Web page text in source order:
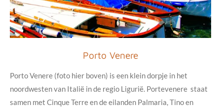
Porto Venere
Porto Venere (foto hier boven) is een klein dorpje in het
noordwesten van Italië in de regio Ligurië. Portevenere staat
samen met Cinque Terre en de eilanden Palmaria, Tino en